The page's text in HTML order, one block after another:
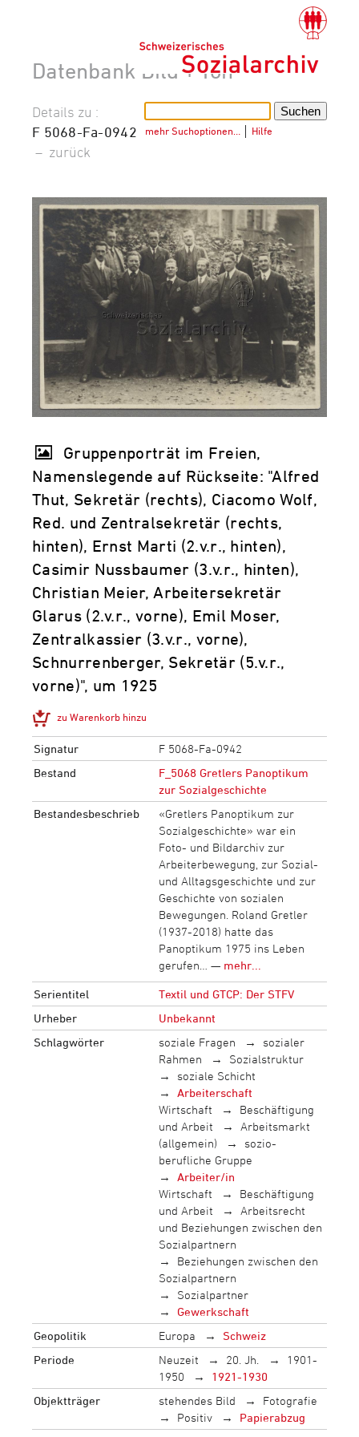
Datenbank Bild + Ton
mehr Suchoptionen… Hilfe
Details zu :
F 5068-Fa-0942
– zurück
Gruppenporträt im Freien,
Namenslegende auf Rückseite: "Alfred
Thut, Sekretär (rechts), Ciacomo Wolf,
Red. und Zentralsekretär (rechts,
hinten), Ernst Marti (2.v.r., hinten),
Casimir Nussbaumer (3.v.r., hinten),
Christian Meier, Arbeitersekretär
Glarus (2.v.r., vorne), Emil Moser,
Zentralkassier (3.v.r., vorne),
Schnurrenberger, Sekretär (5.v.r.,
vorne)", um 1925
zu Warenkorb hinzu
Signatur
F 5068-Fa-0942
Bestand
F_5068 Gretlers Panoptikum
zur Sozialgeschichte
Bestandesbeschrieb
«Gretlers Panoptikum zur
Sozialgeschichte» war ein
Foto- und Bildarchiv zur
Arbeiterbewegung, zur Sozial-
und Alltagsgeschichte und zur
Geschichte von sozialen
Bewegungen. Roland Gretler
(1937-2018) hatte das
Panoptikum 1975 ins Leben
gerufen… — mehr...
Serientitel
Textil und GTCP: Der STFV
Urheber
Unbekannt
Schlagwörter
soziale Fragen
sozialer
Rahmen
Sozialstruktur
soziale Schicht
Arbeiterschaft
Wirtschaft
Beschäftigung
und Arbeit
Arbeitsmarkt
(allgemein)
sozio-
berufliche Gruppe
Arbeiter/in
Wirtschaft
Beschäftigung
und Arbeit
Arbeitsrecht
und Beziehungen zwischen den
Sozialpartnern
Beziehungen zwischen den
Sozialpartnern
Sozialpartner
Gewerkschaft
Geopolitik
Europa
Schweiz
Periode
Neuzeit 20. Jh.
1901-
1950
1921-1930
Objektträger
stehendes Bild
Fotografie
Positiv
Papierabzug